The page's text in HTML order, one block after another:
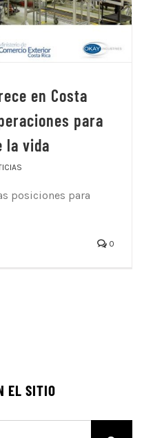
en Costa
para
la vida
posiciones para
0
EL SITIO